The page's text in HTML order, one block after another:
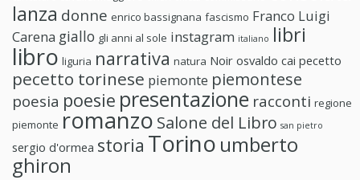
lanza donne enrico bassignana fascismo Franco Luigi
Carena giallo gli anni al sole instagram italiano libri
libro liguria narrativa natura Noir osvaldo cai pecetto
pecetto torinese piemonte piemontese
poesia poesie presentazione racconti regione
piemonte romanzo Salone del Libro san pietro
sergio d'ormea storia Torino umberto
ghiron